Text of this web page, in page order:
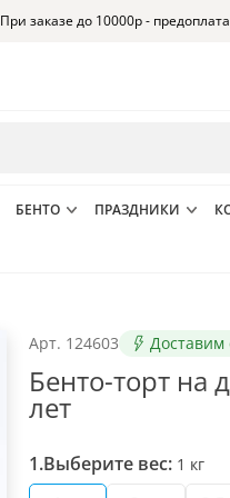
При заказе до 10000р -
БЕНТО ПРАЗДНИКИ
Арт. 124603 Доставим
Бенто-торт на
лет
1.Выберите вес: 1 кг